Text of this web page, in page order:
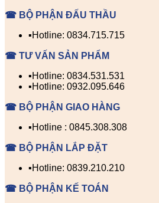
☎ BỘ PHẬN ĐẤU THẦU
▪️Hotline: 0834.715.715
☎ TƯ VẤN SẢN PHẨM
▪️Hotline: 0834.531.531
▪️Hotline: 0932.095.646
☎ BỘ PHẬN GIAO HÀNG
▪️Hotline : 0845.308.308
☎ BỘ PHẬN LẮP ĐẶT
▪️Hotline: 0839.210.210
☎ BỘ PHẬN KẾ TOÁN